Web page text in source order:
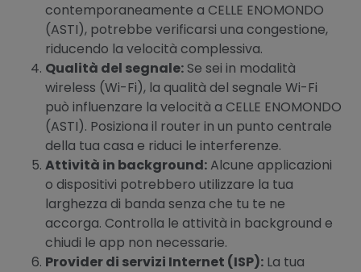
contemporaneamente a CELLE ENOMONDO
(ASTI), potrebbe verificarsi una congestione,
riducendo la velocità complessiva.
Qualità del segnale: Se sei in modalità
wireless (Wi-Fi), la qualità del segnale Wi-Fi
può influenzare la velocità a CELLE ENOMONDO
(ASTI). Posiziona il router in un punto centrale
della tua casa e riduci le interferenze.
Attività in background:Alcune applicazioni
o dispositivi potrebbero utilizzare la tua
larghezza di banda senza che tu te ne
accorga. Controlla le attività in background e
chiudi le app non necessarie.
Provider di servizi Internet (ISP): La tua